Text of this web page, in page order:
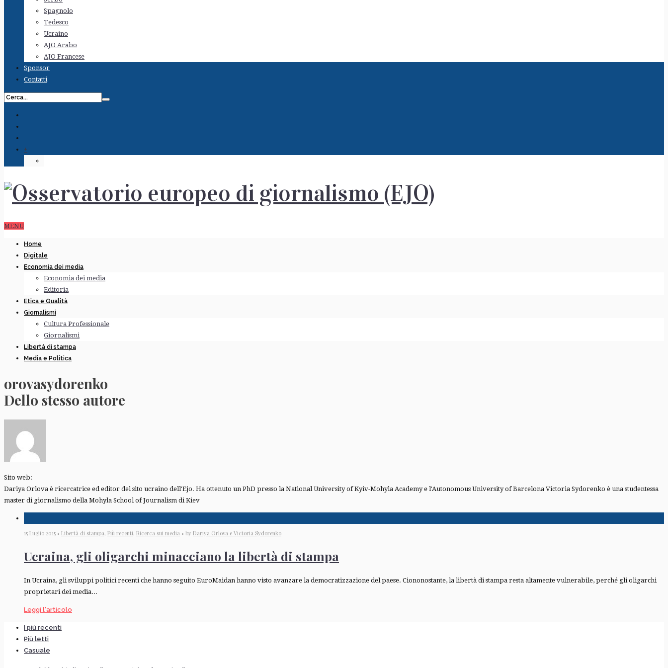
Spagnolo
Tedesco
Ucraino
AJO Arabo
AJO Francese
Sponsor
Contatti
+
MENU
Home
Digitale
Economia dei media
Economia dei media
Editoria
Etica e Qualità
Giornalismi
Cultura Professionale
Giornalismi
Libertà di stampa
Media e Politica
orovasydorenko
Dello stesso autore
Sito web:
Dariya Orlova è ricercatrice ed editor del sito ucraino dell'Ejo. Ha ottenuto un PhD presso la National University of Kyiv-Mohyla Academy e l'Autonomous University of Barcelona Victoria Sydorenko è una studentessa
master di giornalismo della Mohyla School of Journalism di Kiev
15 Luglio 2015 • Libertà di stampa, Più recenti, Ricerca sui media • by Dariya Orlova e Victoria Sydorenko
Ucraina, gli oligarchi minacciano la libertà di stampa
In Ucraina, gli sviluppi politici recenti che hanno seguito EuroMaidan hanno visto avanzare la democratizzazione del paese. Ciononostante, la libertà di stampa resta altamente vulnerabile, perché gli oligarchi
proprietari dei media...
Leggi l'articolo
I più recenti
Più letti
Casuale